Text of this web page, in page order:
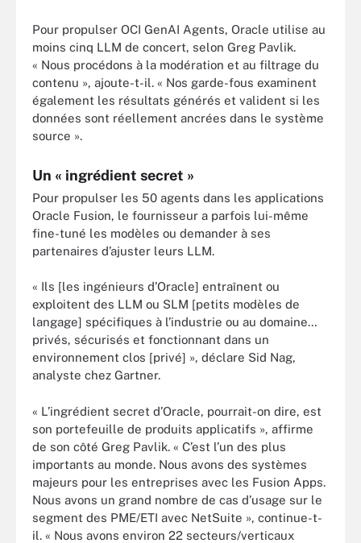
Pour propulser OCI GenAI Agents, Oracle utilise au
moins cinq LLM de concert, selon Greg Pavlik.
« Nous procédons à la modération et au filtrage du
contenu », ajoute-t-il. « Nos garde-fous examinent
également les résultats générés et valident si les
données sont réellement ancrées dans le système
source ».
Un « ingrédient secret »
Pour propulser les 50 agents dans les applications
Oracle Fusion, le fournisseur a parfois lui-même
fine-tuné les modèles ou demander à ses
partenaires d’ajuster leurs LLM.
« Ils [les ingénieurs d’Oracle] entraînent ou
exploitent des LLM ou SLM [petits modèles de
langage] spécifiques à l’industrie ou au domaine…
privés, sécurisés et fonctionnant dans un
environnement clos [privé] », déclare Sid Nag,
analyste chez Gartner.
« L’ingrédient secret d’Oracle, pourrait-on dire, est
son portefeuille de produits applicatifs », affirme
de son côté Greg Pavlik. « C’est l’un des plus
importants au monde. Nous avons des systèmes
majeurs pour les entreprises avec les Fusion Apps.
Nous avons un grand nombre de cas d’usage sur le
segment des PME/ETI avec NetSuite », continue-t-
il. « Nous avons environ 22 secteurs/verticaux